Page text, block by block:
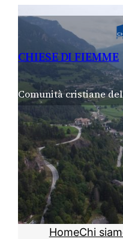
CHIESE DI FIEMME
Comunità cristiane
HomeChi